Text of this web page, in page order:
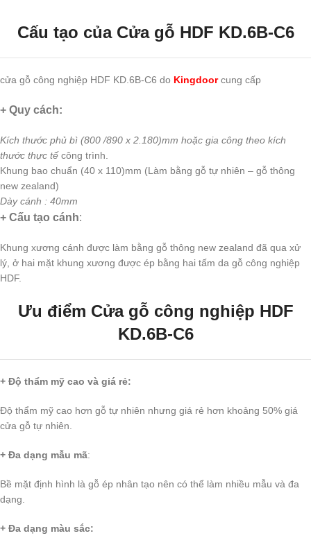
Cấu tạo của Cửa gỗ HDF KD.6B-C6
cửa gỗ công nghiệp HDF KD.6B-C6 do Kingdoorcung cấp
+ Quy cách:
Kích thước phủ bì (800 /890 x 2.180)mm hoặc gia công theo kích
thước thực tếcông trình.
Khung bao chuẩn (40 x 110)mm (Làm bằng gỗ tự nhiên – gỗ thông
new zealand)
Dày cánh : 40mm
+ Cấu tạo cánh:
Khung xương cánh được làm bằng gỗ thông new zealand đã qua xử
lý, ở hai mặt khung xương được ép bằng hai tấm da gỗ công nghiệp
HDF.
Ưu điểm Cửa gỗ công nghiệp HDF
KD.6B-C6
+ Độ thẩm mỹ cao và giá rẻ:
Độ thẩm mỹ cao hơn gỗ tự nhiên nhưng giá rẻ hơn khoảng 50% giá
cửa gỗ tự nhiên.
+ Đa dạng mẫu mã:
Bề mặt định hình là gỗ ép nhân tạo nên có thể làm nhiều mẫu và đa
dạng.
+ Đa dạng màu sắc: